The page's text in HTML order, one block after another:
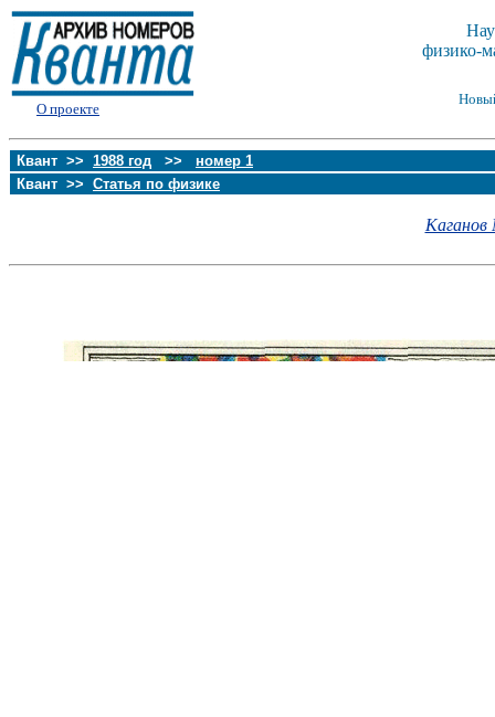
О проекте
физико-
Квант >> 1988 год >> номер 1
Квант >> Статья по физике
Каганов